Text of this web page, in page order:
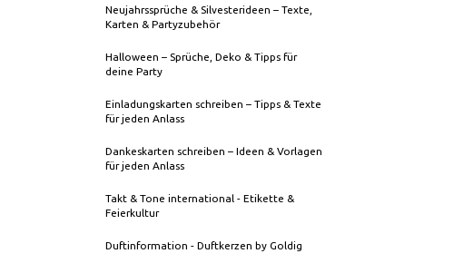
Neujahrssprüche & Silvesterideen – Texte,
Karten & Partyzubehör
Halloween – Sprüche, Deko & Tipps für
deine Party
Einladungskarten schreiben – Tipps & Texte
für jeden Anlass
Dankeskarten schreiben – Ideen & Vorlagen
für jeden Anlass
Takt & Tone international - Etikette &
Feierkultur
Duftinformation - Duftkerzen by Goldig